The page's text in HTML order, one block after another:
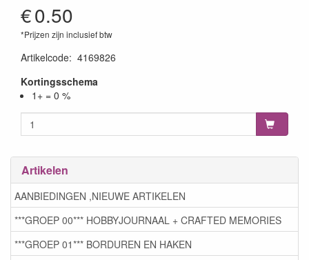
€0.50
*Prijzen zijn inclusief btw
Artikelcode: 4169826
Kortingsschema
1+ = 0 %
Artikelen
AANBIEDINGEN ,NIEUWE ARTIKELEN
***GROEP 00*** HOBBYJOURNAAL + CRAFTED MEMORIES
***GROEP 01*** BORDUREN EN HAKEN